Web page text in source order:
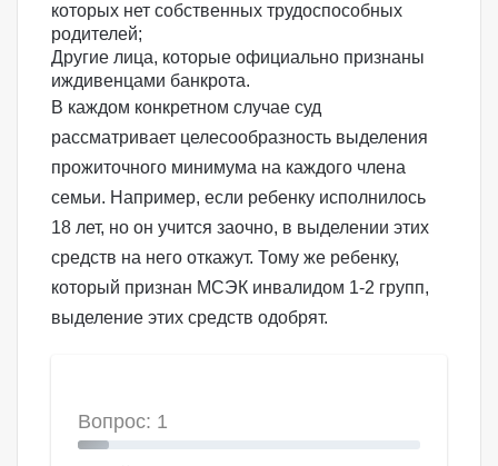
которых нет собственных трудоспособных
родителей;
Другие лица, которые официально признаны
иждивенцами банкрота.
В каждом конкретном случае суд
рассматривает целесообразность выделения
прожиточного минимума на каждого члена
семьи. Например, если ребенку исполнилось
18 лет, но он учится заочно, в выделении этих
средств на него откажут. Тому же ребенку,
который признан МСЭК инвалидом 1-2 групп,
выделение этих средств одобрят.